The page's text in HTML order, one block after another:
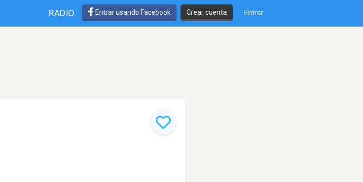
RADIO Entrar usando Facebook Crear cuenta Entrar